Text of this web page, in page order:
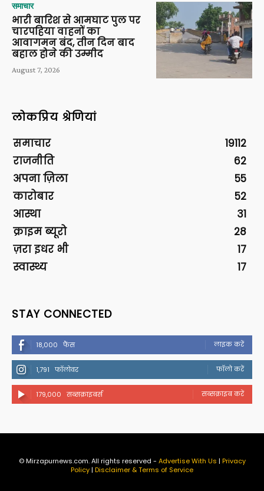
समाचार
भारी बारिश से आमघाट पुल पर
चारपहिया वाहनों का
आवागमन बंद, तीन दिन बाद
बहाल होने की उम्मीद
August 7, 2026
लोकप्रिय श्रेणियां
समाचार
19112
राजनीति
62
अपना ज़िला
55
कारोबार
52
आस्था
31
क्राइम ब्यूरो
28
ज़रा इधर भी
17
स्वास्थ्य
17
STAY CONNECTED
18,000 फैंस लाइक करें
1,791 फॉलोवर फॉलो करें
179,000 सब्सक्राइबर्स सब्सक्राइब करें
© Mirzapurnews.com. All rights reserved - Advertise With Us | Privacy
Policy| Disclaimer & Terms of Service